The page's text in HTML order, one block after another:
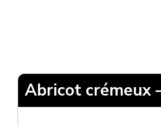
Abricot crémeux